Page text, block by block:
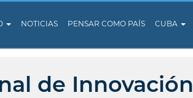
NOTICIAS PENSAR COMO PAÍS CUBA
de Innovación